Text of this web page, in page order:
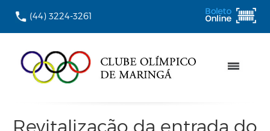
(44) 3224-3261
Revitalização da entrada do